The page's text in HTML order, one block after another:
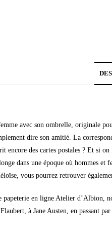
avec son ombrelle, originale
dire son amitié. La
encore des cartes postales ? Et si
dans une époque où hommes et
vous pourrez retrouver
en ligne Atelier d’Albion,
Flaubert, à Jane Austen, en passant